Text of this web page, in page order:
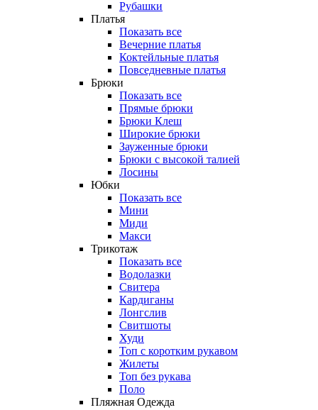
Рубашки
Платья
Показать все
Вечерние платья
Коктейльные платья
Повседневные платья
Брюки
Показать все
Прямые брюки
Брюки Клеш
Широкие брюки
Зауженные брюки
Брюки с высокой талией
Лосины
Юбки
Показать все
Мини
Миди
Макси
Трикотаж
Показать все
Водолазки
Свитера
Кардиганы
Лонгслив
Свитшоты
Худи
Топ с коротким рукавом
Жилеты
Топ без рукава
Поло
Пляжная Одежда